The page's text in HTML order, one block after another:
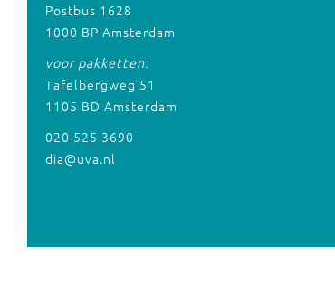
Postbus 1628
1000 BP Amsterdam
voor pakketten:
Tafelbergweg 51
1105 BD Amsterdam
020 525 3690
dia@uva.nl